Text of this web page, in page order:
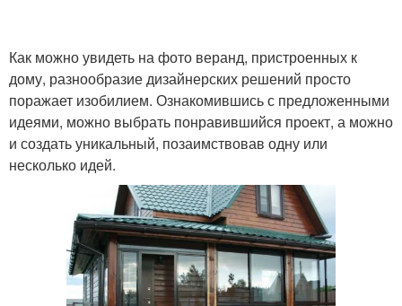
Как можно увидеть на фото веранд, пристроенных к
дому, разнообразие дизайнерских решений просто
поражает изобилием. Ознакомившись с предложенными
идеями, можно выбрать понравившийся проект, а можно
и создать уникальный, позаимствовав одну или
несколько идей.